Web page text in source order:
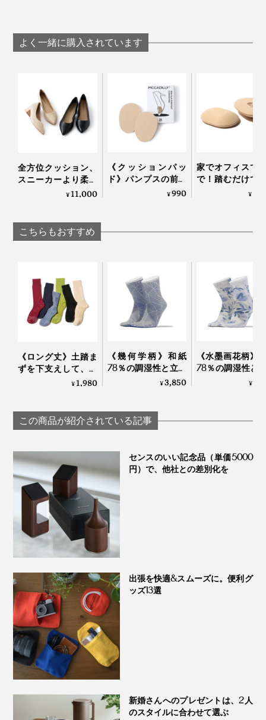
よく一緒に購入されています
全方位クッション、
スニーカーより柔ら
かな「コンフォート
¥11,000
《クッションパッ
ド》パンプスの前す
べりを防ぎ、サイズ
¥990
家でオフィスで
で！踏むだけで
ら元気になれる
¥
こちらもおすすめ
《ロング丈》土踏ま
ずを下支えして、足
底筋をサポートする
ッグ
¥1,980
《幾何学柄》和紙
78％の調湿性と立体
編みのフィット感
ソックス」｜WASI
WASI
¥3,850
《水墨画花柄》
78％の調湿性と
編みのフィッ
¥
この商品が紹介されている記事
センスのいい記念品（単価5000
円）で、他社との差別化を
出張を快適&スムーズに。便利グ
ッズ13選
新婚さんへのプレゼントは、2人
のスタイルに合わせて選ぶ